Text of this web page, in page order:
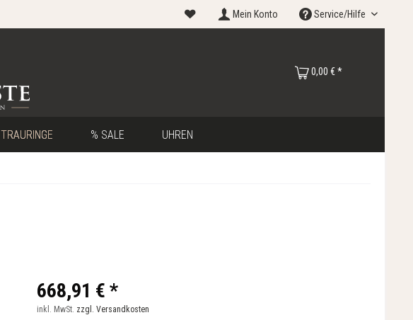
Mein Konto Service/Hilfe
0,00 € *
TRAURINGE % SALE UHREN
668,91 € *
inkl. MwSt. zzgl. Versandkosten